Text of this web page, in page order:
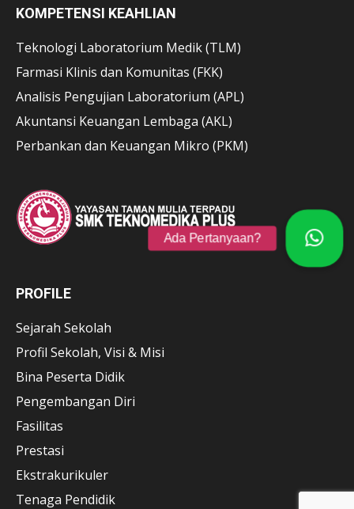
KOMPETENSI KEAHLIAN
Teknologi Laboratorium Medik (TLM)
Farmasi Klinis dan Komunitas (FKK)
Analisis Pengujian Laboratorium (APL)
Akuntansi Keuangan Lembaga (AKL)
Perbankan dan Keuangan Mikro (PKM)
PROFILE
Sejarah Sekolah
Profil Sekolah, Visi & Misi
Bina Peserta Didik
Pengembangan Diri
Fasilitas
Prestasi
Ekstrakurikuler
Tenaga Pendidik